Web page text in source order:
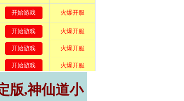
版,神仙道小